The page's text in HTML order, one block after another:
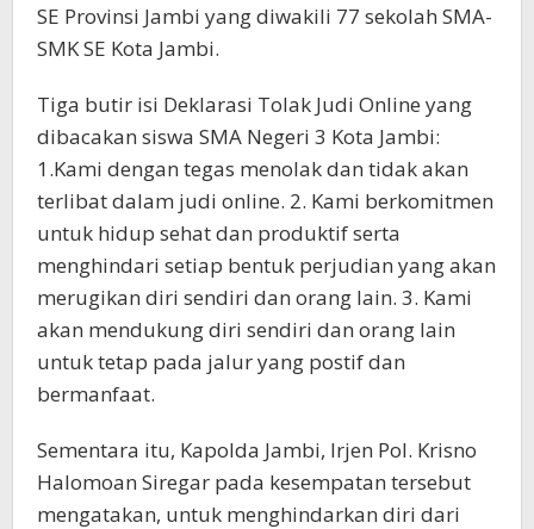
SE Provinsi Jambi yang diwakili 77 sekolah SMA-
SMK SE Kota Jambi.
Tiga butir isi Deklarasi Tolak Judi Online yang
dibacakan siswa SMA Negeri 3 Kota Jambi:
1.Kami dengan tegas menolak dan tidak akan
terlibat dalam judi online. 2. Kami berkomitmen
untuk hidup sehat dan produktif serta
menghindari setiap bentuk perjudian yang akan
merugikan diri sendiri dan orang lain. 3. Kami
akan mendukung diri sendiri dan orang lain
untuk tetap pada jalur yang postif dan
bermanfaat.
Sementara itu, Kapolda Jambi, Irjen Pol. Krisno
Halomoan Siregar pada kesempatan tersebut
mengatakan, untuk menghindarkan diri dari